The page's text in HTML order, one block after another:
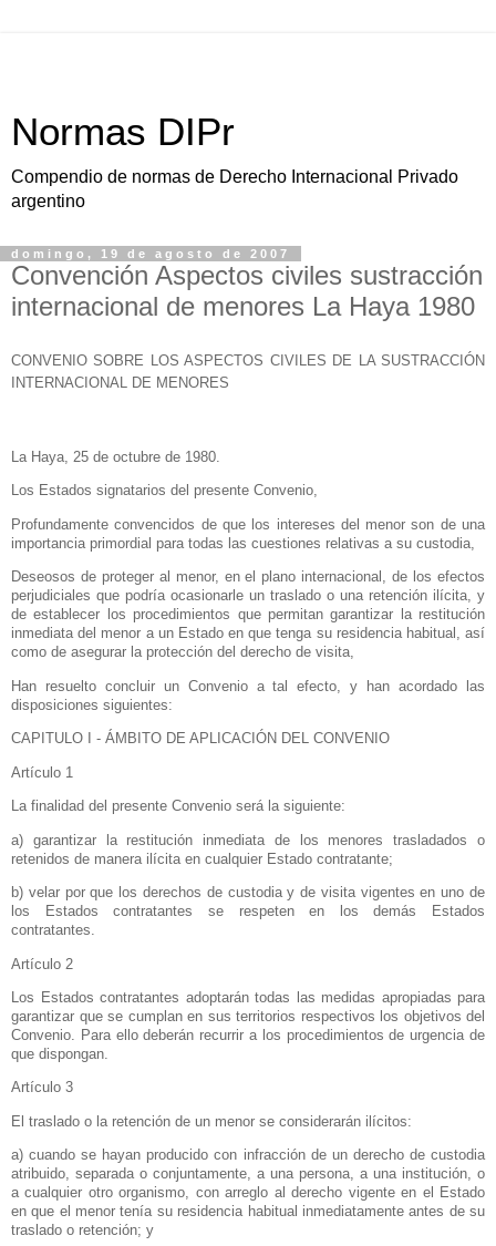
Normas DIPr
Compendio de normas de Derecho Internacional Privado
argentino
domingo, 19 de agosto de 2007
Convención Aspectos civiles sustracción
internacional de menores La Haya 1980
CONVENIO SOBRE LOS ASPECTOS CIVILES DE
LA SUSTRACCIÓN
INTERNACIONAL
DE MENORES
La Haya, 25 de octubre de 1980.
Los Estados signatarios del presente Convenio,
Profundamente convencidos de que los intereses del menor son de una
importancia primordial para todas las cuestiones relativas a su custodia,
Deseosos de proteger al menor, en el plano internacional, de los efectos
perjudiciales que podría ocasionarle un traslado o una retención ilícita, y
de establecer los procedimientos que permitan garantizar la restitución
inmediata del menor a un Estado en que tenga su residencia habitual, así
como de asegurar la protección del derecho de visita,
Han resuelto concluir un Convenio a tal efecto, y han acordado las
disposiciones siguientes:
CAPITULO I - ÁMBITO DE APLICACIÓN DEL CONVENIO
Artículo 1
La finalidad del presente Convenio será la siguiente:
a) garantizar la restitución inmediata de los menores trasladados o
retenidos de manera ilícita en cualquier Estado contratante;
b) velar por que los derechos de custodia y de visita vigentes en uno de
los Estados contratantes se respeten en los demás Estados
contratantes.
Artículo 2
Los Estados contratantes adoptarán todas las medidas apropiadas para
garantizar que se cumplan en sus territorios respectivos los objetivos del
Convenio. Para ello deberán recurrir a los procedimientos de urgencia de
que dispongan.
Artículo 3
El traslado o la retención de un menor se considerarán ilícitos:
a) cuando se hayan producido con infracción de un derecho de custodia
atribuido, separada o conjuntamente, a una persona, a una institución, o
a cualquier otro organismo, con arreglo al derecho vigente en el Estado
en que el menor tenía su residencia habitual inmediatamente antes de su
traslado o retención; y